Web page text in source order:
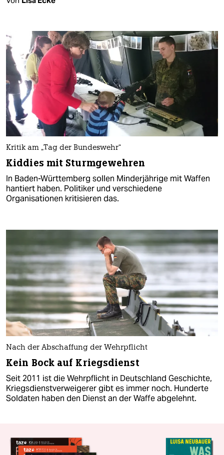
Kritik am „Tag der Bundeswehr“
Kiddies mit Sturmgewehren
In Baden-Württemberg sollen Minderjährige mit Waffen
hantiert haben. Politiker und verschiedene
Organisationen kritisieren das.
Nach der Abschaffung der Wehrpflicht
Kein Bock auf Kriegsdienst
Seit 2011 ist die Wehrpflicht in Deutschland Geschichte,
Kriegsdienstverweigerer gibt es immer noch. Hunderte
Soldaten haben den Dienst an der Waffe abgelehnt.